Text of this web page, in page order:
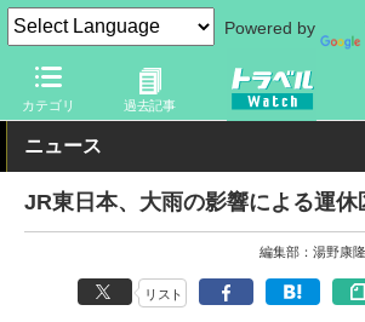
Powered by
カテゴリ 過去記事
トラベル Watch 旅の方法 鉄旅 鉄道
ニュース
JR東日本、大雨の影響による運休
編集部：湯野康隆
リスト